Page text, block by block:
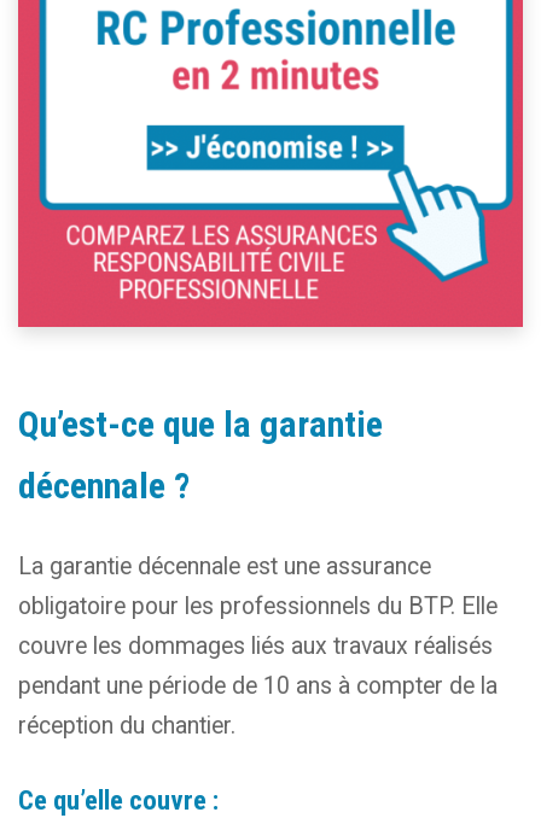
Qu’est-ce que la garantie
décennale ?
La garantie décennale est une assurance
obligatoire pour les professionnels du BTP. Elle
couvre les dommages liés aux travaux réalisés
pendant une période de 10 ans à compter de la
réception du chantier.
Ce qu’elle couvre :